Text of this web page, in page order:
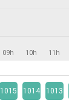
09h 10h 11h
1015 1014 1013